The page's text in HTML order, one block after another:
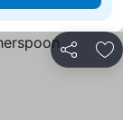
Delen